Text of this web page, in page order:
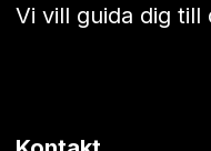
Vi vill guida dig till